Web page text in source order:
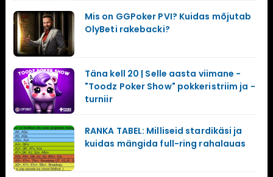
Mis on GGPoker PVI? Kuidas mõjutab
OlyBeti rakebacki?
Täna kell 20 | Selle aasta viimane -
"Toodz Poker Show" pokkeristriim ja -
turniir
RANKA TABEL: Milliseid stardikäsi ja
kuidas mängida full-ring rahalauas